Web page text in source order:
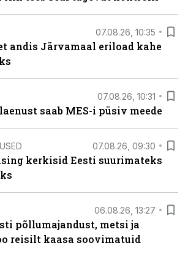
07.08.26, 10:35
andis Järvamaal eriload kahe
07.08.26, 10:31
saab MES-i püsiv meede
07.08.26, 09:30
kerkisid Eesti suurimateks
06.08.26, 13:27
põllumajandust, metsi ja
reisilt kaasa soovimatuid